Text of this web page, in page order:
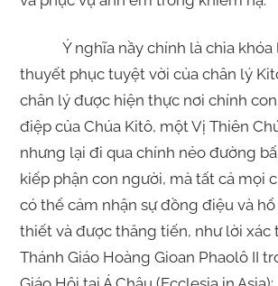
Ý nghĩa nầy chính là chìa khóa
thuyết phục tuyệt vời của chân lý
chân lý được hiện thực nơi chính
điệp của Chúa Kitô, một Vị Thiên
nhưng lại đi qua chính nẻo đường
kiếp phận con người, mà tất cả mọi
có thể cảm nhận sự đồng điệu và
thiết và được thăng tiến, như lời xác
Thánh Giáo Hoàng Gioan Phaolô II